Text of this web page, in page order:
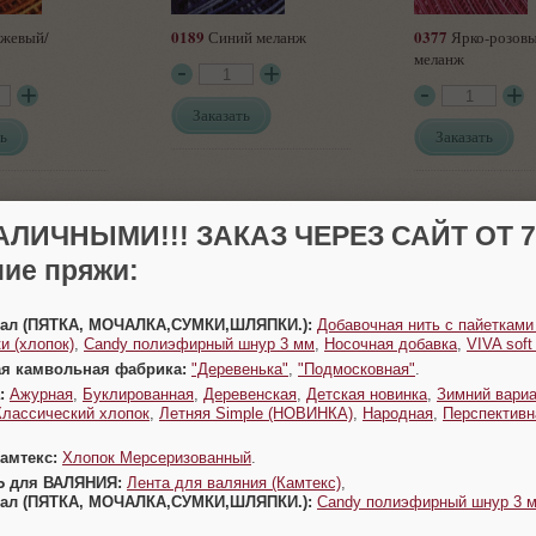
0189 Синий меланж
Заказать
0377 Ярко-
меланж
Заказать
розовый
3193Коричневый/
молочный
5355Голубой
Заказать
ЗАКАЗ ЧЕРЕЗ САЙТ ОТ
пряжи:
(ПЯТКА, МОЧАЛКА,СУМКИ,ШЛЯПКИ.): Добавочная нить с
(хлопок) Candy полиэфирный шнур 3 мм Носочная добавка VIVA
камвольная фабрика: "Деревенька" "Подмосковная"
Ажурная Буклированная Деревенская Детская новинка Зимний
хлопок Летняя Simple (НОВИНКА) Народная
Хлопок Мерсеризованный
для ВАЛЯНИЯ: Лента для валяния (Камтекс)
(ПЯТКА, МОЧАЛКА,СУМКИ,ШЛЯПКИ.): Candy полиэфирный шнур 3